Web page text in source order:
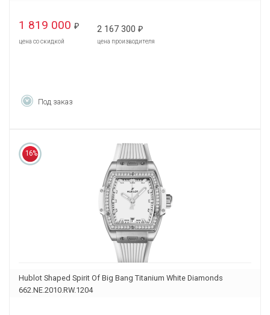
1 819 000 ₽
цена со скидкой
2 167 300 ₽
цена производителя
Под заказ
16%
Hublot Shaped Spirit Of Big Bang Titanium White Diamonds
662.NE.2010.RW.1204